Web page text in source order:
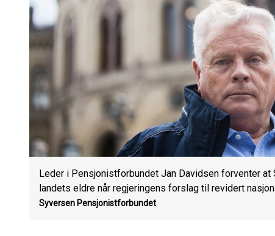
Leder i Pensjonistforbundet Jan Davidsen forventer
landets eldre når regjeringens forslag til revidert
Syversen Pensjonistforbundet